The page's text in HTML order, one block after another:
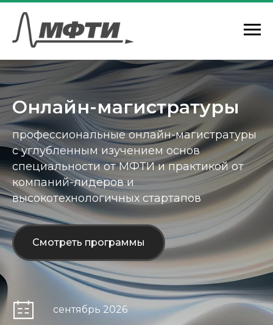
Онлайн-магистратуры
профессиональные онлайн-магистратуры
с углубленным изучением основ
специальности от МФТИ и практикой от
компаний-лидеров и
высокотехнологичных стартапов
Смотреть программы
сентябрь 2026